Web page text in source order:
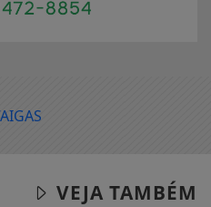
VEJA TAMBÉM